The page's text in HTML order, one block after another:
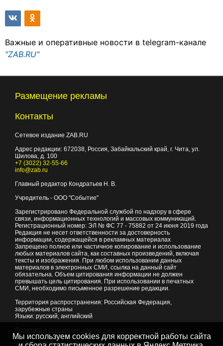
Важные и оперативные новости в telegram-канале
"ZAB.RU"
Размещение рекламы
Контакты
Сетевое издание ZAB.RU
Адрес редакции: 672038, Россия, Забайкальский край, г. Чита, ул.
Шилова, д. 100
+7 (3022) 32-55-66
info@zab.ru
Главный редактор Кондратьев Н. В.
Учредитель - ООО "Событие"
Зарегистрировано Федеральной службой по надзору в сфере
связи, информационных технологий и массовых коммуникаций.
Регистрационный номер: ЭЛ № ФС 77 - 75882 от 24 июня 2019 года
Редакция не несет ответственности за достоверность
информации, содержащейся в рекламных материалах
Запрещено полное или частичное копирование и использование
любых материалов сайта, как составных произведений, включая
тексты и изображения. При любом использовании данных
материалов в электронных СМИ, ссылка на данный сайт
обязательна. Объем цитирования информации не должен
превышать цель цитирования. При использовании в печатных
СМИ, необходимо письменное разрешение редакции.
Территория распространения: Российская Федерация,
зарубежные страны
Языки: русский, английский
© 2007 - 2026Портал Читы и Забайкальского края
Мы используем cookies для корректной работы сайта